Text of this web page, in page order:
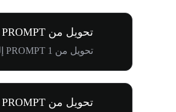
تحويل من PROMPT إلى USD
تحويل من 1 PROMPT إلى $0.0205
تحويل من PROMPT إلى EUR